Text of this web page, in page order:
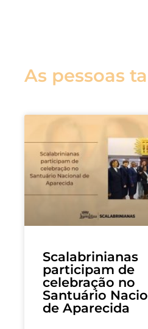
As pessoas
Scalabrinianas
participam de
celebração no
Santuário
de Aparecida